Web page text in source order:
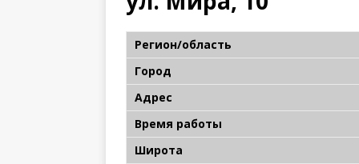
Регион/область
Город
Адрес
Время работы
Широта